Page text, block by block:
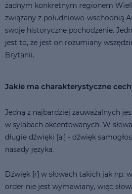
żadnym konkretnym regionem
związany z południowo-wschodnią
swoje historyczne pochodzenie.
jest to, że jest on rozumiany
Brytanii.
Jakie ma charakterystyczne
Jedną z najbardziej zauważalnych
w sylabach akcentowanych. W
długie dźwięki [a:] - dźwięk
nasady języka.
Dźwięk [r] w słowach takich jak np.
order nie jest wymawiany, więc